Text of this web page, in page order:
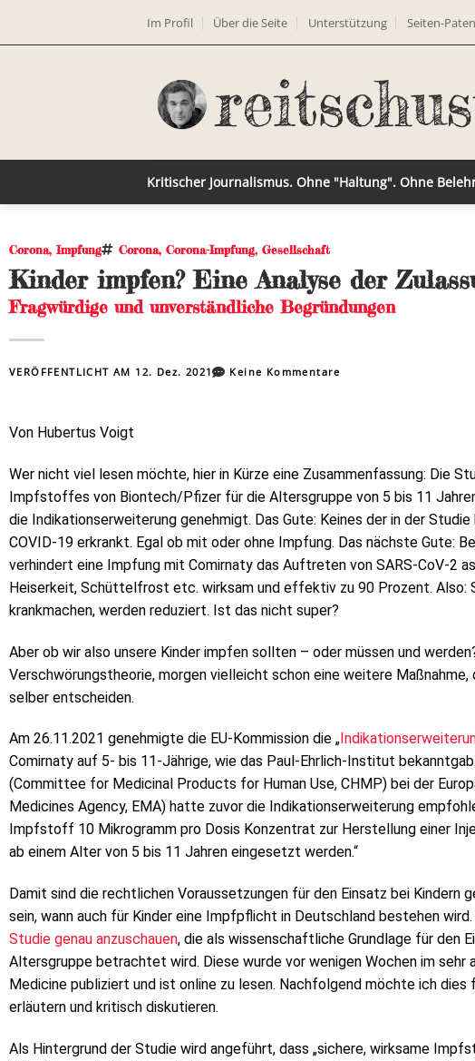
Im Profil Über die Seite Unterstützung Seiten-
Kritischer Journalismus. Ohne "Haltung". Ohne
Corona,Impfung Corona, Corona-Impfung, Gesellschaft
Kinder impfen? Eine Analyse der
Fragwürdige und unverständliche Begründungen
VERÖFFENTLICHT AM 12. Dez. 2021 Keine Kommentare
Von Hubertus Voigt
Wer nicht viel lesen möchte, hier in Kürze eine Zusammenfassung: Die
Impfstoffes von Biontech/Pfizer für die Altersgruppe von 5 bis 11
die Indikationserweiterung genehmigt. Das Gute: Keines der in der
COVID-19 erkrankt. Egal ob mit oder ohne Impfung. Das nächste Gute:
verhindert eine Impfung mit Comirnaty das Auftreten von SARS-CoV-2
Heiserkeit, Schüttelfrost etc. wirksam und effektiv zu 90 Prozent. Also:
krankmachen, werden reduziert. Ist das nicht super?
Aber ob wir also unsere Kinder impfen sollten – oder müssen und
Verschwörungstheorie, morgen vielleicht schon eine weitere
selber entscheiden.
Am 26.11.2021 genehmigte die EU-Kommission die „
Comirnaty auf 5- bis 11-Jährige, wie das Paul-Ehrlich-Institut
(Committee for Medicinal Products for Human Use, CHMP) bei der
Medicines Agency, EMA) hatte zuvor die Indikationserweiterung
Impfstoff 10 Mikrogramm pro Dosis Konzentrat zur Herstellung einer
ab einem Alter von 5 bis 11 Jahren eingesetzt werden.“
Damit sind die rechtlichen Voraussetzungen für den Einsatz bei Kindern
sein, wann auch für Kinder eine Impfpflicht in Deutschland bestehen
Studie genau anzuschauen, die als wissenschaftliche Grundlage für den
Altersgruppe betrachtet wird. Diese wurde vor wenigen Wochen im sehr
Medicine publiziert und ist online zu lesen. Nachfolgend möchte ich dies
erläutern und kritisch diskutieren.
Als Hintergrund der Studie wird angeführt, dass „sichere, wirksame